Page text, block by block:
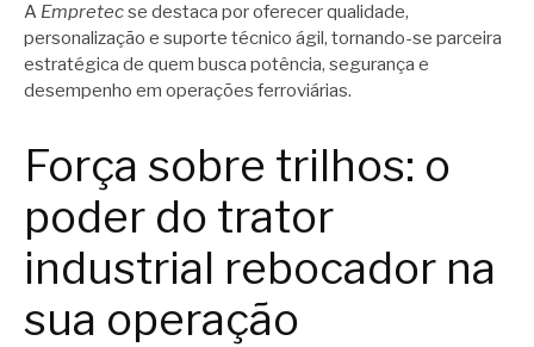
A Empretecse destaca por oferecer qualidade,
personalização e suporte técnico ágil, tornando-se parceira
estratégica de quem busca potência, segurança e
desempenho em operações ferroviárias.
Força sobre trilhos: o
poder do trator
industrial rebocador na
sua operação